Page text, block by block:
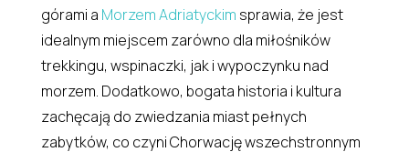
górami a Morzem Adriatyckim sprawia, że jest
idealnym miejscem zarówno dla miłośników
trekkingu, wspinaczki, jak i wypoczynku nad
morzem. Dodatkowo, bogata historia i kultura
zachęcają do zwiedzania miast pełnych
zabytków, co czyni Chorwację wszechstronnym